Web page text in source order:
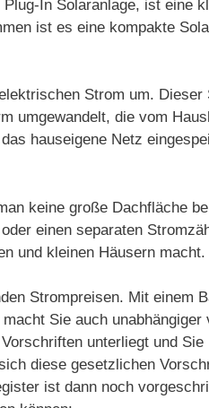
In Solaranlage, ist eine
ist es eine kompakte
Strom um.
umgewandelt, die vom
hauseigene Netz
keine große Dachfläche
einen separaten
und kleinen Häusern macht.
Strompreisen. Mit einem
Sie auch
unterliegt und
diese gesetzlichen
ist dann noch